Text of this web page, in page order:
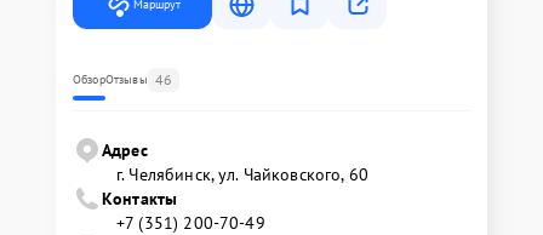
Маршрут
ОбзорОтзывы 46
Адрес
г. Челябинск, ул. Чайковского, 60
Контакты
+7 (351) 200-70-49